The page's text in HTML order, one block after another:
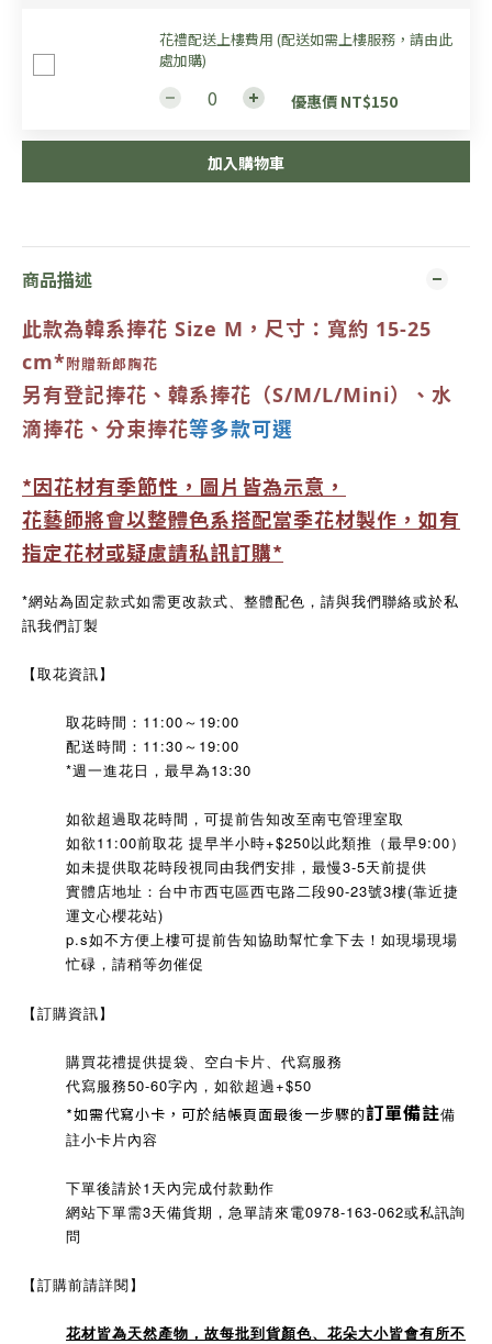
花禮配送上樓費用 (配送如需上樓服務，請由此
處加購)
優惠價 NT$150
加入購物車
商品描述
此款為韓系捧花 Size M ， 尺寸：寬約 15-25
cm*附贈新郎胸花
另有登記捧花、韓系捧花（S/M/L/Mini）、水
滴捧花、分束捧花等多款可選
*因花材有季節性，圖片皆為示意，
花藝師將會以整體色系搭配當季花材製作，如有
指定花材或疑慮請私訊訂購*
*網站為固定款式如需更改款式、整體配色，請與我們聯絡或於私
訊我們訂製
【取花資訊】
取花時間：11:00～19:00
配送時間：11:30～19:00
*週一進花日，最早為13:30
如欲超過取花時間，可提前告知改至南屯管理室取
如欲11:00前取花 提早半小時+$250以此類推（最早9:00）
如未提供取花時段視同由我們安排，最慢3-5天前提供
實體店地址：台中市西屯區西屯路二段90-23號3樓(靠近捷
運文心櫻花站)
p.s如不方便上樓可提前告知協助幫忙拿下去！ 如現場現場
忙碌，請稍等勿催促
【訂購資訊】
購買花禮提供提袋、空白卡片、代寫服務
代寫服務50-60字內，如欲超過+$50
*如需代寫小卡，可於結帳頁面最後一步驟的訂單備註備
註小卡片內容
下單後請於1天內完成付款動作
網站下單需3天備貨期，急單請來電0978-163-062或私訊詢
問
【訂購前請詳閱】
花材皆為天然產物，故每批到貨顏色、花朵大小皆會有所不